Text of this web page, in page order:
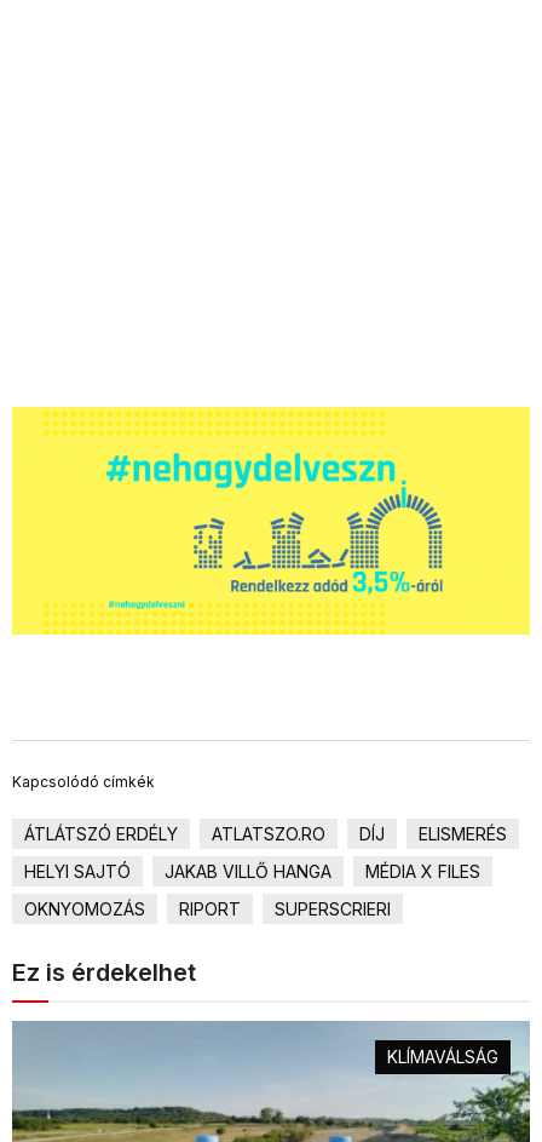
Kapcsolódó címkék
ÁTLÁTSZÓ ERDÉLY ATLATSZO.RO DÍJ
ELISMERÉS
HELYI SAJTÓ
JAKAB VILLŐ HANGA
MÉDIA X FILES
OKNYOMOZÁS
RIPORT SUPERSCRIERI
Ez is érdekelhet
KLÍMAVÁLSÁG